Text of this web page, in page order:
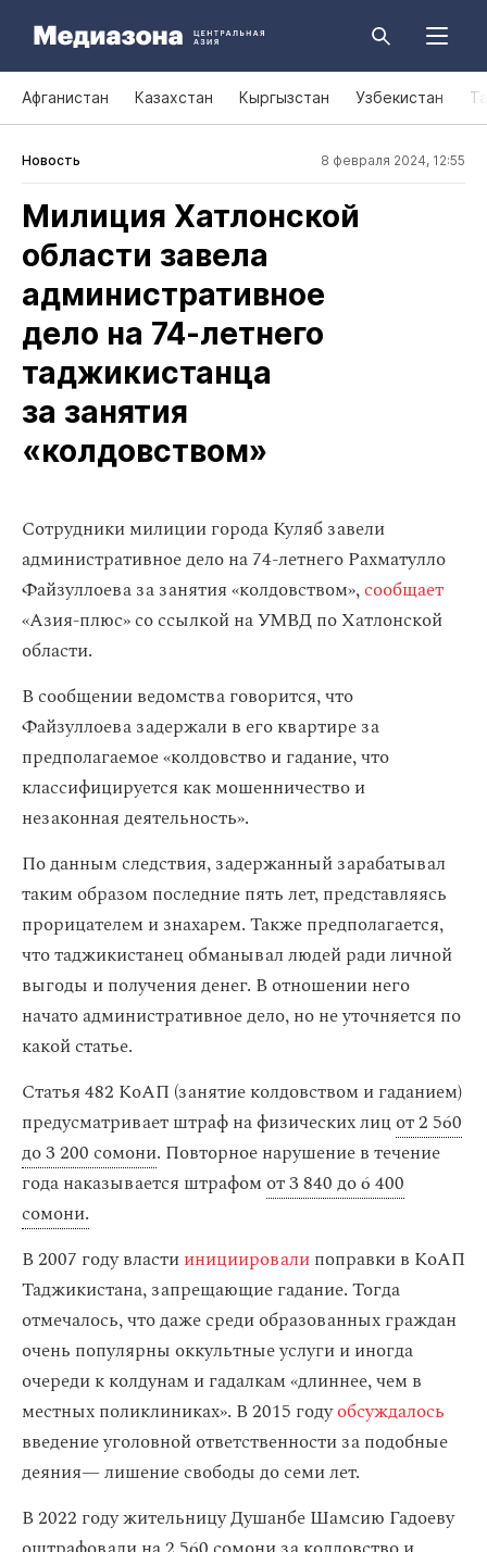
Афганистан Казахстан Кыргызстан Узбекистан
Новость 8 февраля 2024, 12:55
Милиция Хатлонской
области завела
административное
дело на 74‑летнего
таджикистанца
за занятия
«колдовством»
Сотрудники милиции города Куляб завели
административное дело на 74-летнего Рахматулло
Файзуллоева за занятия «колдовством»,сообщает
«Азия-плюс» со ссылкой на УМВД по Хатлонской
области.
В сообщении ведомства говорится, что
Файзуллоева задержали в его квартире за
предполагаемое «колдовство и гадание, что
классифицируется как мошенничество и
незаконная деятельность».
По данным следствия, задержанный зарабатывал
таким образом последние пять лет, представляясь
прорицателем и знахарем. Также предполагается,
что таджикистанец обманывал людей ради личной
выгоды и получения денег. В отношении него
начато административное дело, но не уточняется по
какой статье.
Статья 482 КоАП (занятие колдовством и гаданием)
предусматривает штраф на физических лицот 2 560
до 3 200 сомони. Повторное нарушение в течение
года наказывается штрафом от 3 840 до 6 400
сомони.
В 2007 году властиинициировалипоправки в КоАП
Таджикистана, запрещающие гадание. Тогда
отмечалось, что даже среди образованных граждан
очень популярны оккультные услуги и иногда
очереди к колдунам и гадалкам «длиннее, чем в
местных поликлиниках». В 2015 годуобсуждалось
введение уголовной ответственности за подобные
деяния— лишение свободы до семи лет.
В 2022 году жительницу Душанбе Шамсию Гадоеву